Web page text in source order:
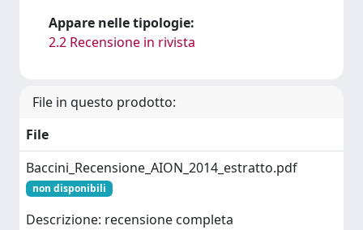
Appare nelle tipologie:
2.2 Recensione in rivista
File in questo prodotto:
File
Baccini_Recensione_AION_2014_estratto.pdf
non disponibili
Descrizione: recensione completa